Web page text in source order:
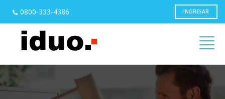
0800-333-4386 INGRESAR